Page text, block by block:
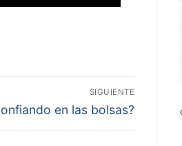
SIGUIENTE
en las bolsas?